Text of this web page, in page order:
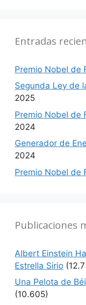
Entradas
Premio Nobel de
Segunda Ley de
2025
Premio Nobel de
2024
Generador de
2024
Premio Nobel de
Publicaciones
Albert Einstein
Estrella Sirio
Una Pelota de
(10.605)